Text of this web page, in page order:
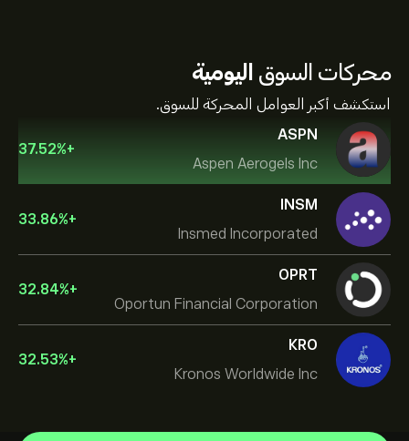
محركات السوق اليومية
استكشف أكبر العوامل المحركة للسوق.
ASPN
Aspen Aerogels Inc
+
37.52%
INSM
Insmed Incorporated
+
33.86%
OPRT
Oportun Financial Corporation
+
32.84%
KRO
Kronos Worldwide Inc
+
32.53%